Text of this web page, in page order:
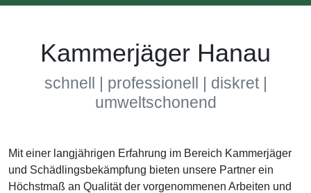
Kammerjäger Hanau
schnell | professionell | diskret |
umweltschonend
Mit einer langjährigen Erfahrung im Bereich Kammerjäger
und Schädlingsbekämpfung bieten unsere Partner ein
Höchstmaß an Qualität der vorgenommenen Arbeiten und